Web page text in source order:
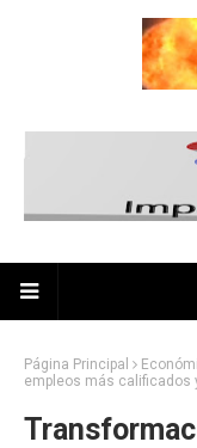
Página Principal
empleos más calificados